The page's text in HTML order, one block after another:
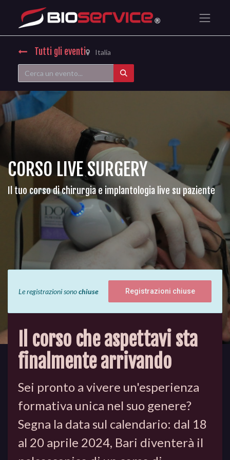
Tutti gli eventi Italia
CORSO LIVE SURGERY
Il tuo corso di chirurgia e implantologia live su paziente
Le registrazioni sonochiuse Registrazioni chiuse
Il corso che aspettavi sta
finalmente arrivando
Sei pronto a vivere un'esperienza
formativa unica nel suo genere?
Segna la data sul calendario: dal 18
al 20 aprile 2024, Bari diventerà il